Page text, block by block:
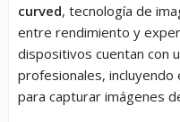
curved, tecnología de
entre rendimiento y
dispositivos cuentan con
profesionales, incluyendo
para capturar imágenes